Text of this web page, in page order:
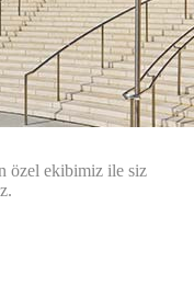
özel ekibimiz ile siz